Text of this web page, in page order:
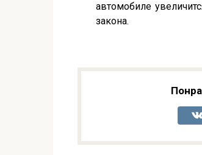
автомобиле
закона.